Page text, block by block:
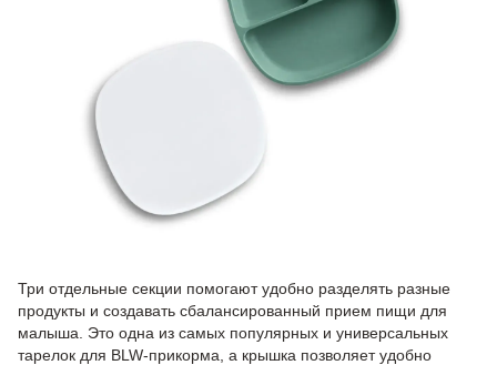
Три отдельные секции помогают удобно разделять разные
продукты и создавать сбалансированный прием пищи для
малыша. Это одна из самых популярных и универсальных
тарелок для BLW-прикорма, а крышка позволяет удобно